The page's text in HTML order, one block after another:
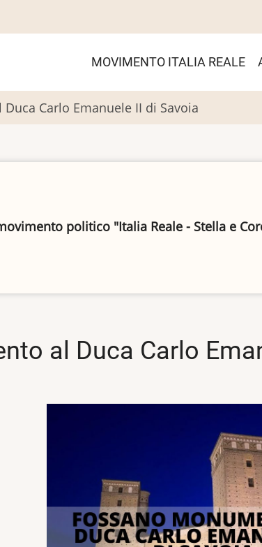
Main
menu
MOVIMENTO ITALIA REALE
Carlo Emanuele II di Savoia
politico "Italia Reale - Stella e
al Duca Carlo